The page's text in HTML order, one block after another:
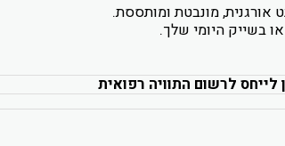
אורגנית, מונבטת ומותססת.
לייחס לרשום התוויה רפואית